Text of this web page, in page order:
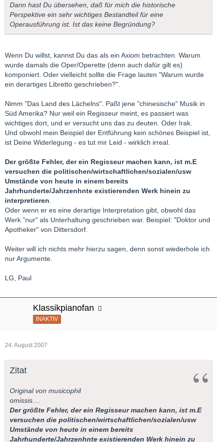
Dann hast Du übersehen, daß für mich die historische
Perspektive ein sehr wichtiges Bestandteil für eine
Operausführung ist. Ist das keine Begründung?
Wenn Du willst, kannst Du das als ein Axiom betrachten. Warum
wurde damals die Oper/Operette (denn auch dafür gilt es)
komponiert. Oder vielleicht sollte die Frage lauten "Warum wurde
ein derartiges Libretto geschrieben?".
Nimm "Das Land des Lächelns". Paßt jene "chinesische" Musik in
Süd Amerika? Nur weil ein Regisseur meint, es passiert was
wichtiges dort, und er versucht uns das zu deuten. Oder Irak.
Und obwohl mein Beispiel der Entführung kein schönes Beispiel ist,
ist Deine Widerlegung - es tut mir Leid - wirklich irreal.
Der größte Fehler, der ein Regisseur machen kann, ist m.E
versuchen die politischen/wirtschaftlichen/sozialen/usw
Umstände von heute in einem bereits
Jahrhunderte/Jahrzenhnte existierenden Werk hinein zu
interpretieren
Oder wenn er es eine derartige Interpretation gibt, obwohl das
Werk "nur" als Unterhaltung geschrieben war. Beispiel: "Doktor und
Apotheker" von Dittersdorf.
Weiter will ich nichts mehr hierzu sagen, denn sonst wiederhole ich
nur Argumente.
LG, Paul
Klassikpianofan
INAKTIV
24. August 2007
Zitat
Original von musicophil
omissis....
Der größte Fehler, der ein Regisseur machen kann, ist m.E
versuchen die politischen/wirtschaftlichen/sozialen/usw
Umstände von heute in einem bereits
Jahrhunderte/Jahrzenhnte existierenden Werk hinein zu